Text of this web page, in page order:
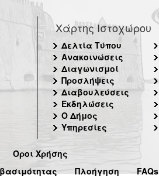
Χάρτης Ιστοχώρου
Δελτία Τύπου
Ανακοινώσεις
Διαγωνισμοί
Προσλήψεις
Διαβουλεύσεις
Εκδηλώσεις
Ο Δήμος
Υπηρεσίες
Όροι Χρήσης
Πλοήγηση FAQs